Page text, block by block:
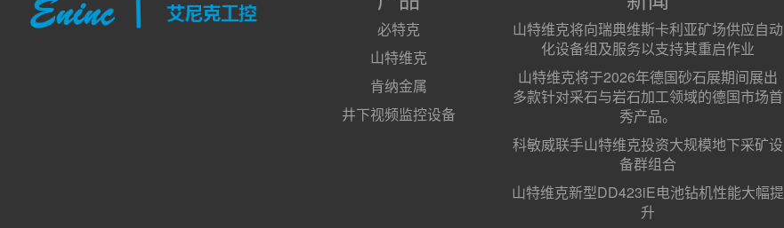
必特克
山特维克
肯纳金属
井下视频监控设备
山特维克将向瑞典维斯卡利亚矿场供应自动
化设备组及服务以支持其重启作业
山特维克将于2026年德国砂石展期间展出
多款针对采石与岩石加工领域的德国市场首
秀产品。
科敏威联手山特维克投资大规模地下采矿设
备群组合
山特维克新型DD423iE电池钻机性能大幅提
升